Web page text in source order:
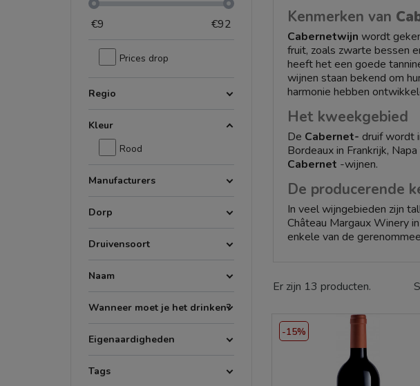
€9 €92
Prices drop
Regio
Kleur
Rood
Manufacturers
Dorp
Druivensoort
Naam
Wanneer moet je het drinken?
Eigenaardigheden
Tags
Kenmerken van
Cabernetwijn wordt
fruit, zoals zwarte bessen
heeft het een goede
wijnen staan bekend om
harmonie hebben
Het kweekgebied
De Cabernet- druif wordt
Bordeaux in Frankrijk,
Cabernet -wijnen.
De producerende
In veel wijngebieden zijn
Château Margaux Winery
enkele van de
Als u de elegantie van
selectie
-
Er zijn 13 producten.
-15%